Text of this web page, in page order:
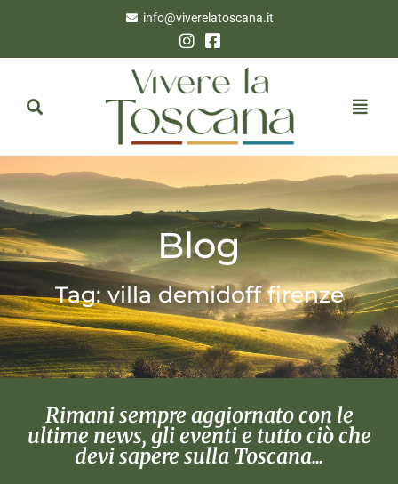
info@viverelatoscana.it
Blog
Tag: villa demidoff firenze
Rimani sempre aggiornato con le
ultime news, gli eventi e tutto ciò che
devi sapere sulla Toscana...